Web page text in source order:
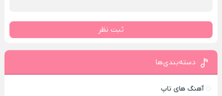
ثبت نظر
دسته‌بندی‌ها
آهنگ های تاپ